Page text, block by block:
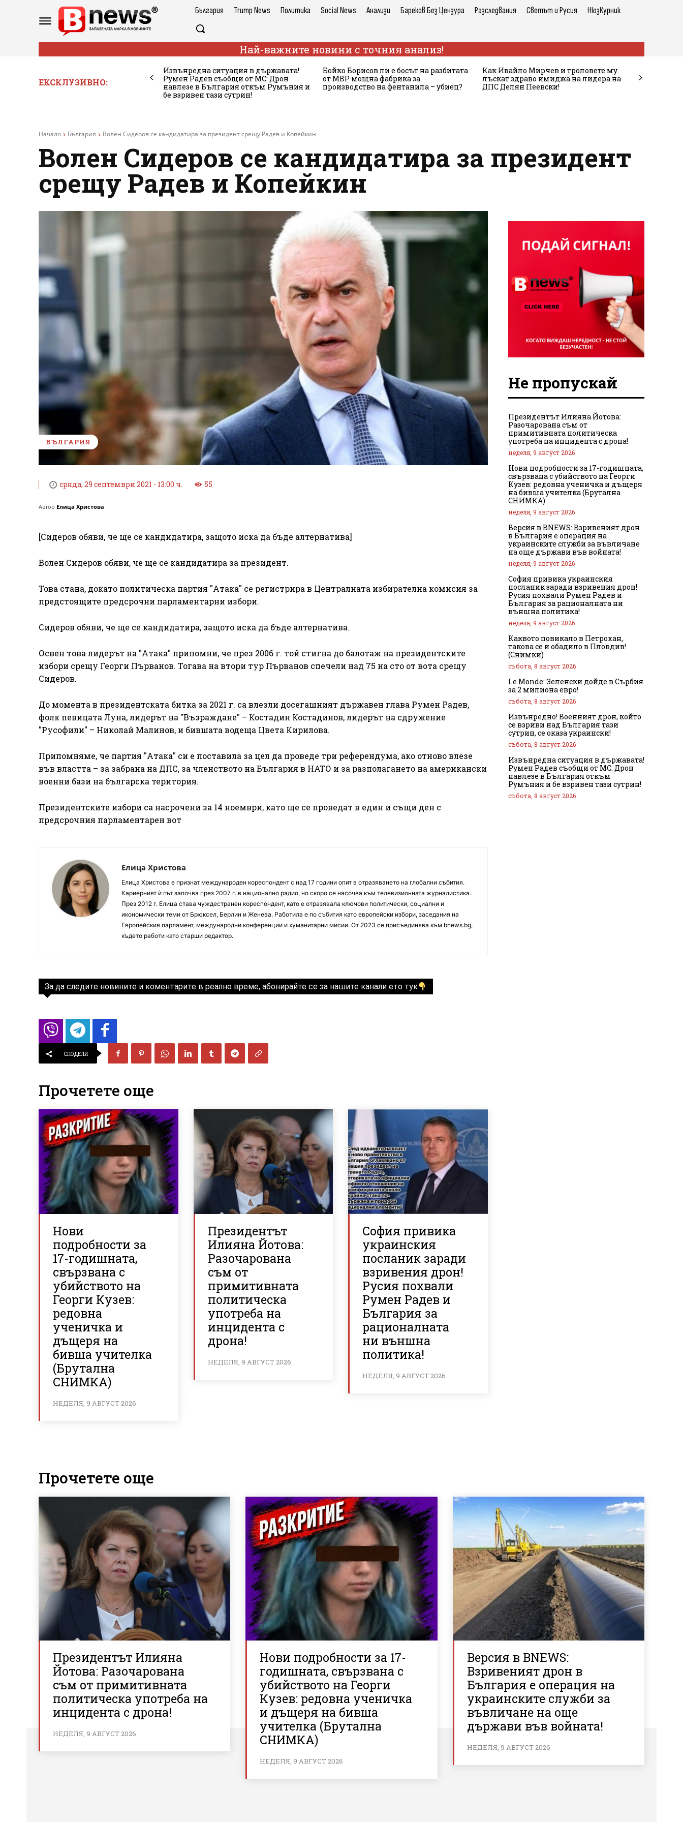
България Trump News Политика Social News Анализи Бареков Без Цензура Разследвания Светът и Русия НюзКурник
Най-важните новини с точния анализ!
ЕКСКЛУЗИВНО:
Извънредна ситуация в държавата!
Румен Радев съобщи от МС: Дрон
навлезе в България откъм Румъния и
бе взривен тази сутрин!
Бойко Борисов ли е босът на разбитата
от МВР мощна фабрика за
производство на фентанила – убиец?
Как Ивайло Мирчев и троловете му
лъскат здраво имиджа на лидера на
ДПС Делян Пеевски!
Начало България Волен Сидеров се кандидатира за президент срещу Радев и Копейкин
Волен Сидеров се кандидатира за президент
срещу Радев и Копейкин
БЪЛГАРИЯ
сряда, 29 септември 2021 - 13:00 ч. 55
Автор Елица Христова
[Сидеров обяви, че ще се кандидатира, защото иска да бъде алтернатива]
Волен Сидеров обяви, че ще се кандидатира за президент.
Това стана, докато политическа партия "Атака" се регистрира в Централната избирателна комисия за
предстоящите предсрочни парламентарни избори.
Сидеров обяви, че ще се кандидатира, защото иска да бъде алтернатива.
Освен това лидерът на "Атака" припомни, че през 2006 г. той стигна до балотаж на президентските
избори срещу Георги Първанов. Тогава на втори тур Първанов спечели над 75 на сто от вота срещу
Сидеров.
До момента в президентската битка за 2021 г. са влезли досегашният държавен глава Румен Радев,
фолк певицата Луна, лидерът на "Възраждане" – Костадин Костадинов, лидерът на сдружение
"Русофили" – Николай Малинов, и бившата водеща Цвета Кирилова.
Припомняме, че партия "Атака" си е поставила за цел да проведе три референдума, ако отново влезе
във властта – за забрана на ДПС, за членството на България в НАТО и за разполагането на американски
военни бази на българска територия.
Президентските избори са насрочени за 14 ноември, като ще се проведат в един и същи ден с
предсрочния парламентарен вот
Елица Христова
Елица Христова е признат международен кореспондент с над 17 години опит в отразяването на глобални събития.
Кариерният ѝ път започва през 2007 г. в национално радио, но скоро се насочва към телевизионната журналистика.
През 2012 г. Елица става чуждестранен кореспондент, като е отразявала ключови политически, социални и
икономически теми от Брюксел, Берлин и Женева. Работила е по събития като европейски избори, заседания на
Европейския парламент, международни конференции и хуманитарни мисии. От 2023 се присъединява към bnews.bg,
където работи като старши редактор.
За да следите новините и коментарите в реално време, абонирайте се за нашите канали ето тук
СПОДЕЛИ
Прочетете още
Нови
подробности за
17-годишната,
свързвана с
убийството на
Георги Кузев:
редовна
ученичка и
дъщеря на
бивша учителка
(Брутална
СНИМКА)
НЕДЕЛЯ, 9 АВГУСТ 2026
Президентът
Илияна Йотова:
Разочарована
съм от
примитивната
политическа
употреба на
инцидента с
дрона!
НЕДЕЛЯ, 9 АВГУСТ 2026
София привика
украинския
посланик заради
взривения дрон!
Русия похвали
Румен Радев и
България за
рационалната
ни външна
политика!
НЕДЕЛЯ, 9 АВГУСТ 2026
Не пропускай
Президентът Илияна Йотова:
Разочарована съм от
примитивната политическа
употреба на инцидента с дрона!
неделя, 9 август 2026
Нови подробности за 17-годишната,
свързвана с убийството на Георги
Кузев: редовна ученичка и дъщеря
на бивша учителка (Брутална
СНИМКА)
неделя, 9 август 2026
Версия в BNEWS: Взривеният дрон
в България е операция на
украинските служби за въвличане
на още държави във войната!
неделя, 9 август 2026
София привика украинския
посланик заради взривения дрон!
Русия похвали Румен Радев и
България за рационалната ни
външна политика!
неделя, 9 август 2026
Каквото повикало в Петрохан,
такова се и обадило в Пловдив!
(Снимки)
събота, 8 август 2026
Le Monde: Зеленски дойде в Сърбия
за 2 милиона евро!
събота, 8 август 2026
Извънредно! Военният дрон, който
се взриви над България тази
сутрин, се оказа украински!
събота, 8 август 2026
Извънредна ситуация в държавата!
Румен Радев съобщи от МС: Дрон
навлезе в България откъм
Румъния и бе взривен тази сутрин!
събота, 8 август 2026
Прочетете още
Президентът Илияна
Йотова: Разочарована
съм от примитивната
политическа употреба на
инцидента с дрона!
НЕДЕЛЯ, 9 АВГУСТ 2026
Нови подробности за 17-
годишната, свързвана с
убийството на Георги
Кузев: редовна ученичка
и дъщеря на бивша
учителка (Брутална
СНИМКА)
НЕДЕЛЯ, 9 АВГУСТ 2026
Версия в BNEWS:
Взривеният дрон в
България е операция на
украинските служби за
въвличане на още
държави във войната!
НЕДЕЛЯ, 9 АВГУСТ 2026